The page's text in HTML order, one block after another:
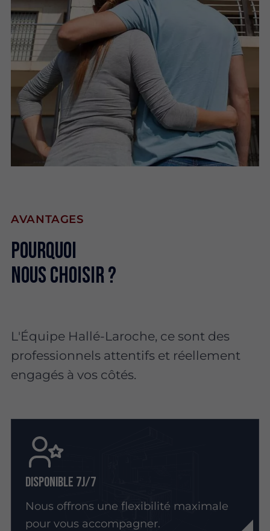
AVANTAGES
Pourquoi
nous choisir ?
L'Équipe Hallé-Laroche, ce sont des
professionnels attentifs et réellement
engagés à vos côtés.
Disponible 7j/7
Nous offrons une flexibilité maximale
pour vous accompagner.